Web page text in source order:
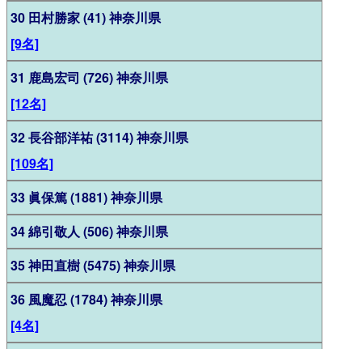
30 田村勝家 (41) 神奈川県
[9名]
31 鹿島宏司 (726) 神奈川県
[12名]
32 長谷部洋祐 (3114) 神奈川県
[109名]
33 眞保篤 (1881) 神奈川県
34 綿引敬人 (506) 神奈川県
35 神田直樹 (5475) 神奈川県
36 風魔忍 (1784) 神奈川県
[4名]